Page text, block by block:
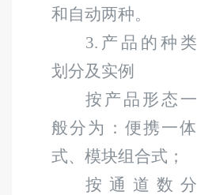
和自动两种。
3. 产品的种类
划分及 实例
按产品形态一
般分为：便携一体
式、模块组合式；
按通道数分